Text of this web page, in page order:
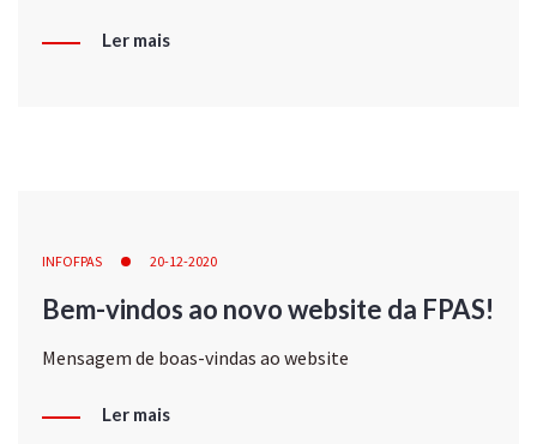
Ler mais
INFOFPAS 20-12-2020
Bem-vindos ao novo website da FPAS!
Mensagem de boas-vindas ao website
Ler mais